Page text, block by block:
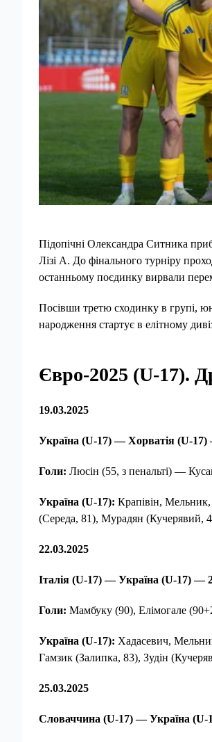
Підопічні Олександра Ситника
Лізі А. До фінального турніру
останньому поєдинку вирвали
Посівши третю сходинку в групі,
народження стартує в елітному
Євро-2025 (U-17).
19.03.2025
Україна (U-17) — Хорватія (U-17)
Голи: Люсін (55, з пенальті) —
Україна (U-17): Крапівін,
(Середа, 81), Мурадян (Кучерявий,
22.03.2025
Італія (U-17) — Україна (U-17) —
Голи: Мамбуку (90), Елімогале
Україна (U-17): Хадасевич,
Гамзик (Залипка, 83), Зудін
25.03.2025
Словаччина (U-17) — Україна (U-